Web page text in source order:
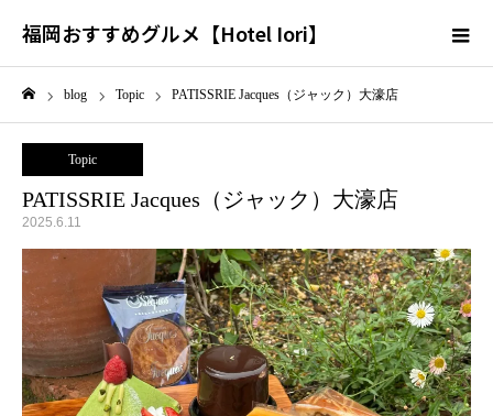
福岡おすすめグルメ【Hotel Iori】
blog Topic PATISSRIE Jacques（ジャック）大濠店
Topic
PATISSRIE Jacques（ジャック）大濠店
2025.6.11